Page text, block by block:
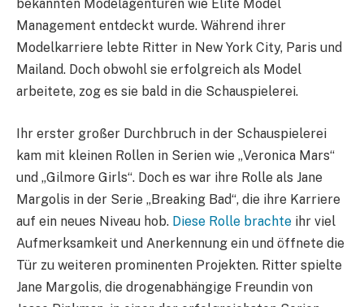
bekannten Modelagenturen wie Elite Model
Management entdeckt wurde. Während ihrer
Modelkarriere lebte Ritter in New York City, Paris und
Mailand. Doch obwohl sie erfolgreich als Model
arbeitete, zog es sie bald in die Schauspielerei.
Ihr erster großer Durchbruch in der Schauspielerei
kam mit kleinen Rollen in Serien wie „Veronica Mars“
und „Gilmore Girls“. Doch es war ihre Rolle als Jane
Margolis in der Serie „Breaking Bad“, die ihre Karriere
auf ein neues Niveau hob. Diese Rolle brachte ihr viel
Aufmerksamkeit und Anerkennung ein und öffnete die
Tür zu weiteren prominenten Projekten. Ritter spielte
Jane Margolis, die drogenabhängige Freundin von